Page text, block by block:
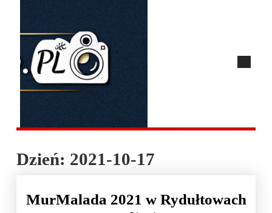
Dzień: 2021-10-17
MurMalada 2021 w Rydułtowach